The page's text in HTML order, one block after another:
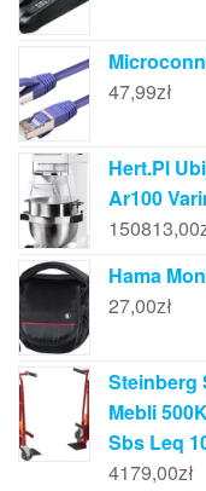
47,99zł
Hert.Pl
Ar100
150813,00
Hama
27,00zł
Steinberg
Mebli
Sbs Leq
4179,00zł